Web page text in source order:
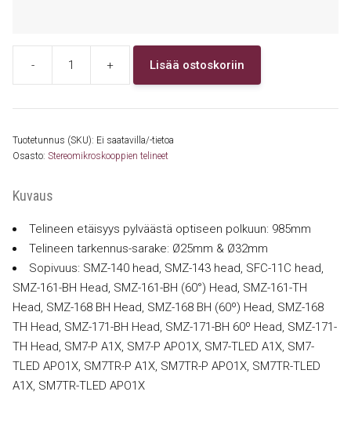
-
Motic
-
tai
+ Lisää ostoskoriin
Tuotetunnus (SKU): Ei saatavilla/-tietoa
Osasto: Stereomikroskooppien telineet
Kuvaus
Telineen etäisyys pylväästä optiseen polkuun: 985mm
Telineen tarkennus-sarake: Ø25mm & Ø32mm
Sopivuus: SMZ-140 head, SMZ-143 head, SFC-11C head,
SMZ-161-BH Head, SMZ-161-BH (60°) Head, SMZ-161-TH
Head, SMZ-168 BH Head, SMZ-168 BH (60º) Head, SMZ-168
TH Head, SMZ-171-BH Head, SMZ-171-BH 60º Head, SMZ-171-
TH Head, SM7-P A1X, SM7-P APO1X, SM7-TLED A1X, SM7-
TLED APO1X, SM7TR-P A1X, SM7TR-P APO1X, SM7TR-TLED
A1X, SM7TR-TLED APO1X